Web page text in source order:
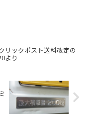
リックポスト送料改定の
より